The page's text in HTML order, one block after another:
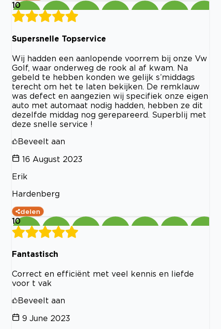
10
Supersnelle Topservice
Wij hadden een aanlopende voorrem bij onze Vw
Golf, waar onderweg de rook al af kwam. Na
gebeld te hebben konden we gelijk s’middags
terecht om het te laten bekijken. De remklauw
was defect en aangezien wij specifiek onze eigen
auto met automaat nodig hadden, hebben ze dit
dezelfde middag nog gerepareerd. Superblij met
deze snelle service !
Beveelt aan
16 August 2023
Erik
Hardenberg
delen
10
Fantastisch
Correct en efficiënt met veel kennis en liefde
voor t vak
Beveelt aan
9 June 2023